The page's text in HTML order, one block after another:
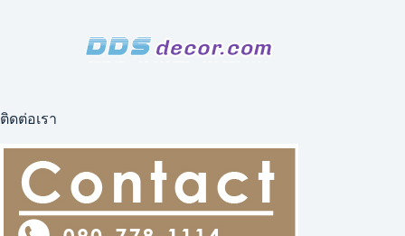
ติดต่อเรา